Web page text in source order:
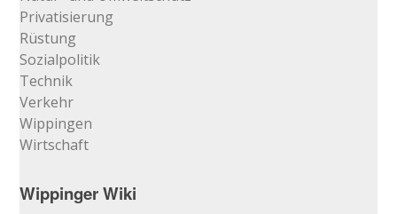
Privatisierung
Rüstung
Sozialpolitik
Technik
Verkehr
Wippingen
Wirtschaft
Wippinger Wiki